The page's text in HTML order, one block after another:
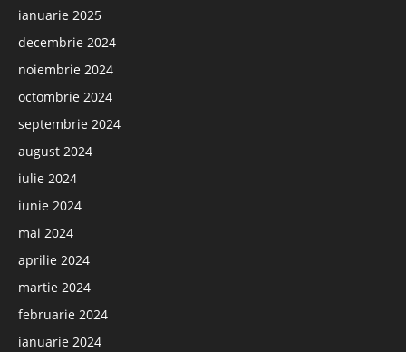
ianuarie 2025
decembrie 2024
noiembrie 2024
octombrie 2024
septembrie 2024
august 2024
iulie 2024
iunie 2024
mai 2024
aprilie 2024
martie 2024
februarie 2024
ianuarie 2024